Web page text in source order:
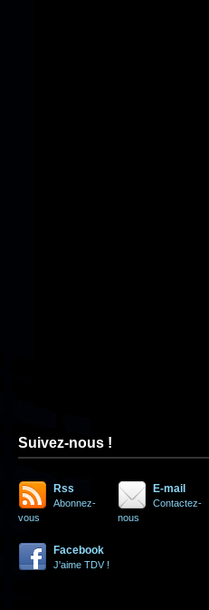
Suivez-nous !
Rss
Abonnez-
vous
E-mail
Contactez-
nous
Facebook
J'aime TDV !